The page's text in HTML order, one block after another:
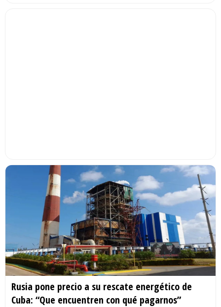
Rusia pone precio a su rescate energético de
Cuba: “Que encuentren con qué pagarnos”